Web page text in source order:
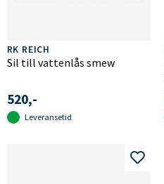
RK REICH
Sil till vattenlås smew
520,-
Leveransetid